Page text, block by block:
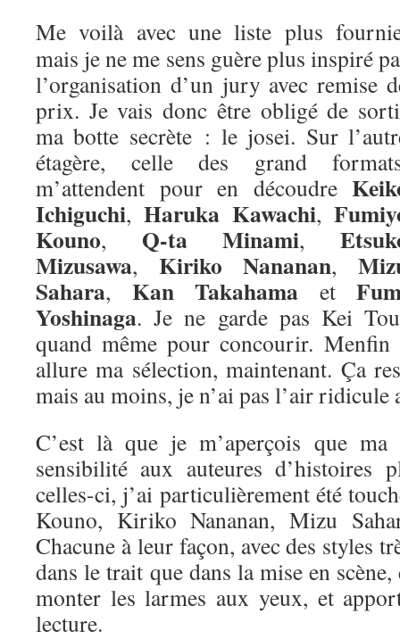
Me voilà avec une liste plus
mais je ne me sens guère plus inspiré
l’organisation d’un jury avec remise
prix. Je vais donc être obligé de
ma botte secrète : le josei. Sur
étagère, celle des grand
m’attendent pour en découdre
Ichiguchi, Haruka Kawachi,
Kouno, Q-ta Minami,
Mizusawa, Kiriko Nananan,
Sahara, Kan Takahama et
Yoshinaga. Je ne garde pas Kei
quand même pour concourir.
allure ma sélection, maintenant. Ça
mais au moins, je n’ai pas l’air ridicule
C’est là que je m’aperçois que
sensibilité aux auteures d’histoires
celles-ci, j’ai particulièrement été
Kouno, Kiriko Nananan, Mizu
Chacune à leur façon, avec des styles
dans le trait que dans la mise en
monter les larmes aux yeux, et
lecture.